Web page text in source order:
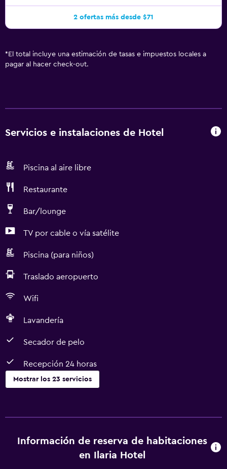
2 ofertas más desde $71
* El total incluye una estimación de tasas e impuestos locales a
pagar al hacer check-out.
Servicios e instalaciones de Hotel
Piscina al aire libre
Restaurante
Bar/lounge
TV por cable o vía satélite
Piscina (para niños)
Traslado aeropuerto
Wifi
Lavandería
Secador de pelo
Recepción 24 horas
Mostrar los 23 servicios
Restaurante
Bar/lounge
Información de reserva de habitaciones
en Ilaria Hotel